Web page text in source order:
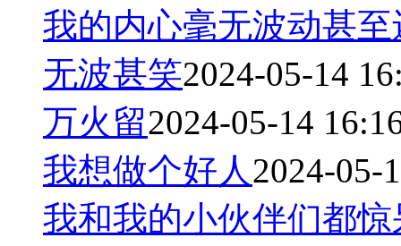
我的内心毫无波动甚
无波甚笑2024-05-14
万火留2024-05-14
我想做个好人2024-05-
我和我的小伙伴们都惊